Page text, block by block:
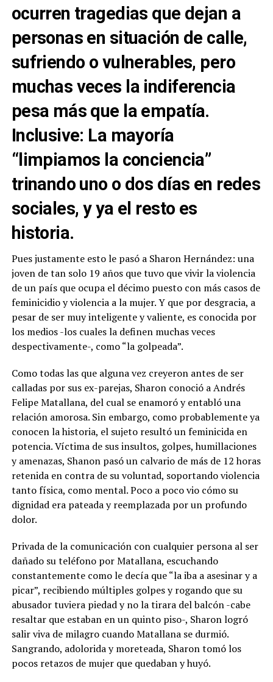
ocurren tragedias que dejan a
personas en situación de calle,
sufriendo o vulnerables, pero
muchas veces la indiferencia
pesa más que la empatía.
Inclusive: La mayoría
“limpiamos la conciencia”
trinando uno o dos días en redes
sociales, y ya el resto es
historia.
Pues justamente esto le pasó a Sharon Hernández: una
joven de tan solo 19 años que tuvo que vivir la violencia
de un país que ocupa el décimo puesto con más casos de
feminicidio y violencia a la mujer. Y que por desgracia, a
pesar de ser muy inteligente y valiente, es conocida por
los medios -los cuales la definen muchas veces
despectivamente-, como “la golpeada”.
Como todas las que alguna vez creyeron antes de ser
calladas por sus ex-parejas, Sharon conoció a Andrés
Felipe Matallana, del cual se enamoró y entabló una
relación amorosa. Sin embargo, como probablemente ya
conocen la historia, el sujeto resultó un feminicida en
potencia. Víctima de sus insultos, golpes, humillaciones
y amenazas, Shanon pasó un calvario de más de 12 horas
retenida en contra de su voluntad, soportando violencia
tanto física, como mental. Poco a poco vio cómo su
dignidad era pateada y reemplazada por un profundo
dolor.
Privada de la comunicación con cualquier persona al ser
dañado su teléfono por Matallana, escuchando
constantemente como le decía que “la iba a asesinar y a
picar”, recibiendo múltiples golpes y rogando que su
abusador tuviera piedad y no la tirara del balcón -cabe
resaltar que estaban en un quinto piso-, Sharon logró
salir viva de milagro cuando Matallana se durmió.
Sangrando, adolorida y moreteada, Sharon tomó los
pocos retazos de mujer que quedaban y huyó.